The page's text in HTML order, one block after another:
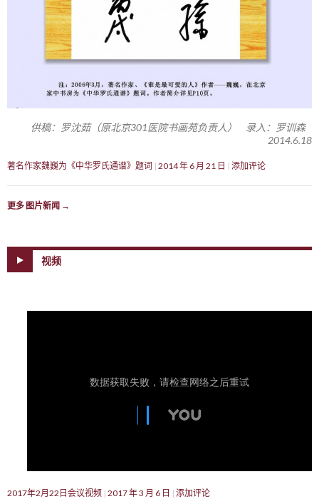
供稿：罗沈茹（原北京301医院书画苑负责人） 录入：罗训森
2014.6.18
著名作家魏巍为《中华罗氏通谱》题词 2014 年 6 月 21 日 添加评论
更多 图片新闻 →
视频
2017年2月22日会议视频 2017 年 3 月 6 日 添加评论